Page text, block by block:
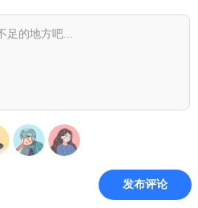
发布评论